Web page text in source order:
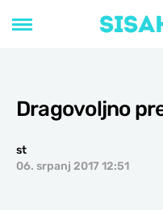
Dragovoljno
st
06. srpanj 2017 12:51